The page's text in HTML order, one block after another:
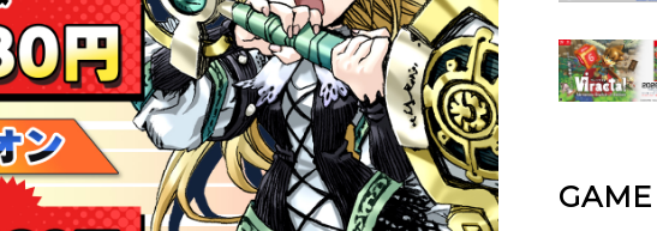
GAME